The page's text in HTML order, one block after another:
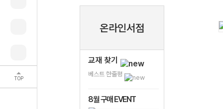
TOP
온라인서점
교재 찾기
베스트 한줄평
8월 구매 EVENT